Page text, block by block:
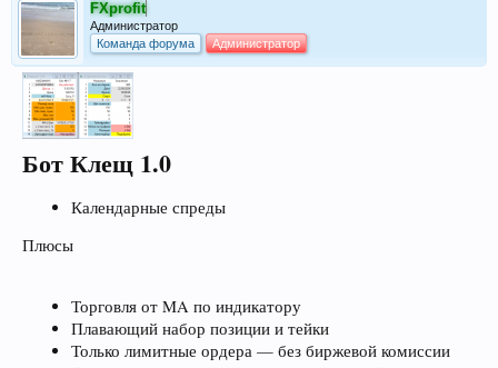
FXprofit
Администратор
Команда форума
Администратор
Бот Клещ 1.0
Календарные спреды
Плюсы
Торговля от MA по индикатору
Плавающий набор позиции и тейки
Только лимитные ордера — без биржевой комиссии